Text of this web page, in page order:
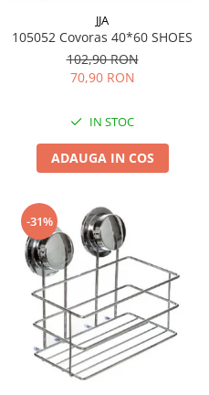
Mop
Pahare si cani
Suport farfurii
Suport vesela
Tacamuri
Tavi
Vase de gatit
JJA
105052 Covoras 40*60 SHOES
102,90 RON
70,90 RON
IN STOC
ADAUGA IN COS
-31%